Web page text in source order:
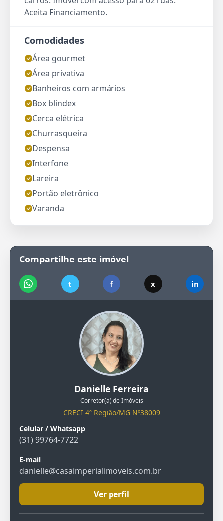
Aceita Financiamento.
Comodidades
Área gourmet
Área privativa
Banheiros com armários
Box blindex
Cerca elétrica
Churrasqueira
Despensa
Interfone
Lareira
Portão eletrônico
Varanda
Compartilhe este imóvel
t f x in
Danielle Ferreira
Corretor(a) de Imóveis
CRECI 4ª Região/MG Nº38009
Celular / Whatsapp
(31) 99764-7722
E-mail
danielle@casaimperialimoveis.com.br
Ver perfil